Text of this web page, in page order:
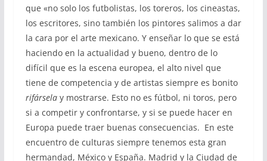
que «no solo los futbolistas, los toreros, los cineastas,
los escritores, sino también los pintores salimos a dar
la cara por el arte mexicano. Y enseñar lo que se está
haciendo en la actualidad y bueno, dentro de lo
difícil que es la escena europea, el alto nivel que
tiene de competencia y de artistas siempre es bonito
rifárselay mostrarse. Esto no es fútbol, ni toros, pero
si a competir y confrontarse, y si se puede hacer en
Europa puede traer buenas consecuencias. En este
encuentro de culturas siempre tenemos esta gran
hermandad, México y España. Madrid y la Ciudad de